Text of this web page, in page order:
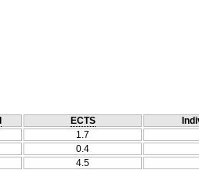
ECTS
1.7
0.4
4.5